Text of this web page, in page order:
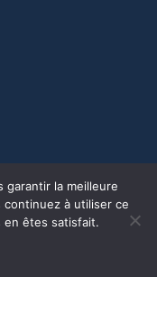
14h00 à 17h30
16h30
au 31 octobre.
garantir la meilleure
à utiliser ce
en êtes satisfait.